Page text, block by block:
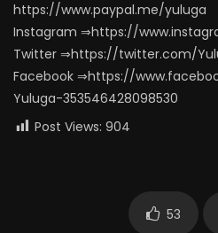
https://www.paypal.me/yuluga
Instagram ⇒https://
Twitter ⇒https://twitter.com/
Facebook ⇒https://
Yuluga-353546428098530
Post Views: 904
53